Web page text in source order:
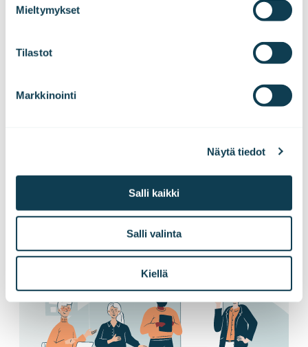
Mieltymykset
Tilastot
Markkinointi
Näytä tiedot
Salli kaikki
Salli valinta
Kiellä
Tilaa tiedotteemme!
Haluatko kuulla uutisemme ensimmäisenä?
Tilaa tiedotteet